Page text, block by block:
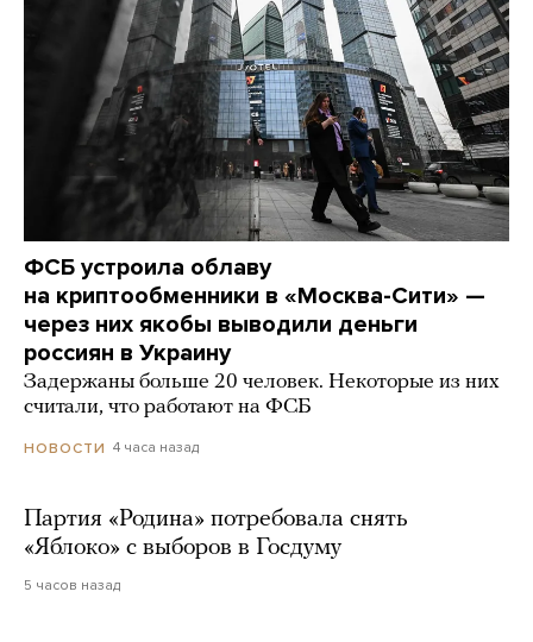
ФСБ устроила облаву
на криптообменники в «Москва-Сити» —
через них якобы выводили деньги
россиян в Украину
Задержаны больше 20 человек. Некоторые из них
считали, что работают на ФСБ
НОВОСТИ 4 часа назад
Партия «Родина» потребовала снять
«Яблоко» с выборов в Госдуму
5 часов назад